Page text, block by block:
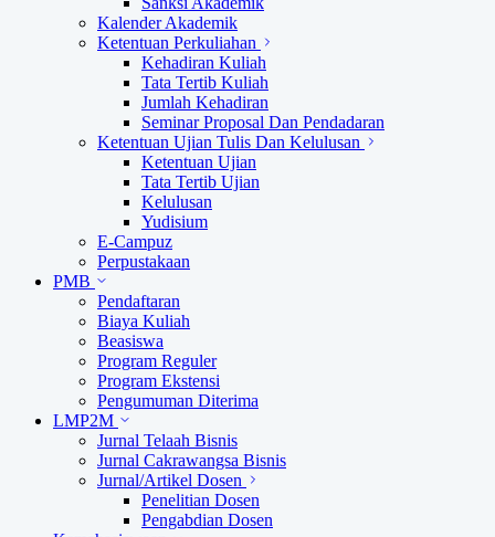
Kalender Akademik
Ketentuan Perkuliahan
Kehadiran Kuliah
Tata Tertib Kuliah
Jumlah Kehadiran
Seminar Proposal Dan Pendadaran
Ketentuan Ujian Tulis Dan Kelulusan
Ketentuan Ujian
Tata Tertib Ujian
Kelulusan
Yudisium
E-Campuz
Perpustakaan
PMB
Pendaftaran
Biaya Kuliah
Beasiswa
Program Reguler
Program Ekstensi
Pengumuman Diterima
LMP2M
Jurnal Telaah Bisnis
Jurnal Cakrawangsa Bisnis
Jurnal/Artikel Dosen
Penelitian Dosen
Pengabdian Dosen